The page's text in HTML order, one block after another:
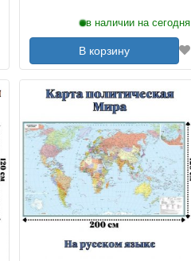
в наличии на сегодня
В корзину